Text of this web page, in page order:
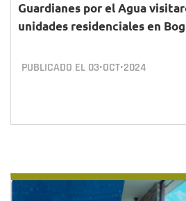
Guardianes por el Agua
unidades residenciales en
PUBLICADO EL 03•OCT•2024